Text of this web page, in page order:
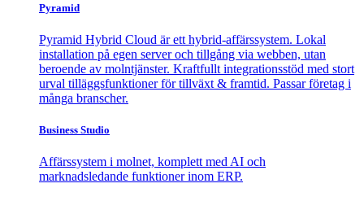
Pyramid
Pyramid Hybrid Cloud är ett hybrid-affärssystem. Lokal
installation på egen server och tillgång via webben, utan
beroende av molntjänster. Kraftfullt integrationsstöd med stort
urval tilläggsfunktioner för tillväxt & framtid. Passar företag i
många branscher.
Business Studio
Affärssystem i molnet, komplett med AI och
marknadsledande funktioner inom ERP.